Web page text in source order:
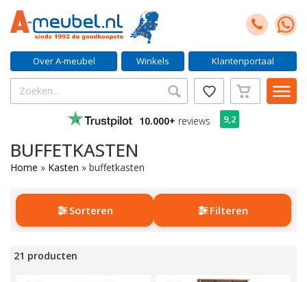
Over A-meubel Winkels Klantenportaal
10.000+ reviews 9,2
BUFFETKASTEN
Home » Kasten » buffetkasten
Sorteren Filteren
21 producten